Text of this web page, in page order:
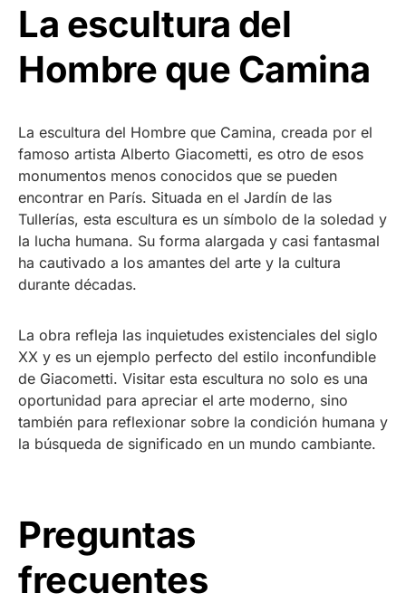
La escultura del
Hombre que Camina
La escultura del Hombre que Camina, creada por el
famoso artista Alberto Giacometti, es otro de esos
monumentos menos conocidos que se pueden
encontrar en París. Situada en el Jardín de las
Tullerías, esta escultura es un símbolo de la soledad y
la lucha humana. Su forma alargada y casi fantasmal
ha cautivado a los amantes del arte y la cultura
durante décadas.
La obra refleja las inquietudes existenciales del siglo
XX y es un ejemplo perfecto del estilo inconfundible
de Giacometti. Visitar esta escultura no solo es una
oportunidad para apreciar el arte moderno, sino
también para reflexionar sobre la condición humana y
la búsqueda de significado en un mundo cambiante.
Preguntas
frecuentes